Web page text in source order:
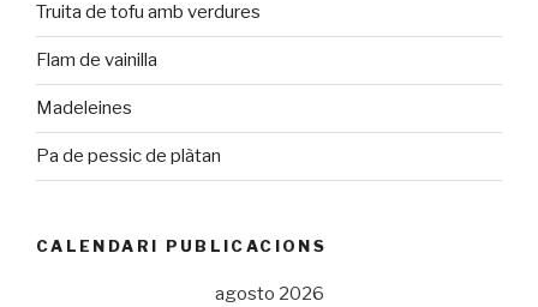
Truita de tofu amb verdures
Flam de vainilla
Madeleines
Pa de pessic de plàtan
CALENDARI PUBLICACIONS
agosto 2026